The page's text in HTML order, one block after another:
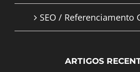
SEO / Referenciamento
ARTIGOS